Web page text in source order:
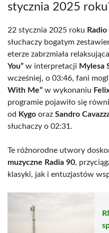
stycznia 2025
22 stycznia 2025 roku
słuchaczy bogatym
eterze zabrzmiała
You” w interpretacji Mylesa
wcześniej, o 03:46, fani
With Me” w wykonaniu
programie pojawiło się
od Kygo oraz Sandro
słuchaczy o 02:31.
Te różnorodne utwory
muzyczne Radia 90,
klasyki, jak i entuzjastów